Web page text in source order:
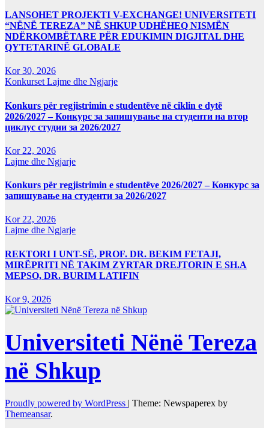
LANSOHET PROJEKTI V-EXCHANGE! UNIVERSITETI
“NËNË TEREZA” NË SHKUP UDHËHEQ NISMËN
NDËRKOMBËTARE PËR EDUKIMIN DIGJITAL DHE
QYTETARINË GLOBALE
Kor 30, 2026
Konkurset Lajme dhe Ngjarje
Konkurs për regjistrimin e studentëve në ciklin e dytë
2026/2027 – Конкурс за запишување на студенти на втор
циклус студии за 2026/2027
Kor 22, 2026
Lajme dhe Ngjarje
Konkurs për regjistrimin e studentëve 2026/2027 – Конкурс за
запишување на студенти за 2026/2027
Kor 22, 2026
Lajme dhe Ngjarje
REKTORI I UNT-SË, PROF. DR. BEKIM FETAJI,
MIRËPRITI NË TAKIM ZYRTAR DREJTORIN E SH.A
MEPSO, DR. BURIM LATIFIN
Kor 9, 2026
Universiteti Nënë Tereza
në Shkup
Proudly powered by WordPress | Theme: Newspaperex by
Themeansar.